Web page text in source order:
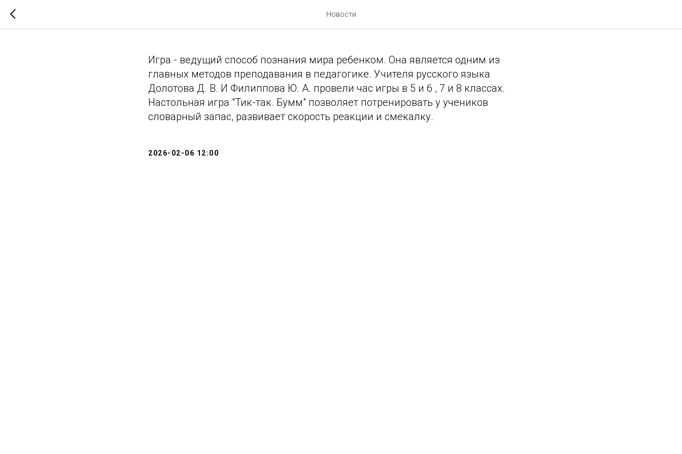
Новости
Час игры в 5 и 6 , 7 и 8 классах
Игра - ведущий способ познания мира ребенком. Она является одним из
главных методов преподавания в педагогике. Учителя русского языка
Долотова Д. В. И Филиппова Ю. А. провели час игры в 5 и 6 , 7 и 8 классах.
Настольная игра "Тик-так. Бумм" позволяет потренировать у учеников
словарный запас, развивает скорость реакции и смекалку.
2026-02-06 12:00